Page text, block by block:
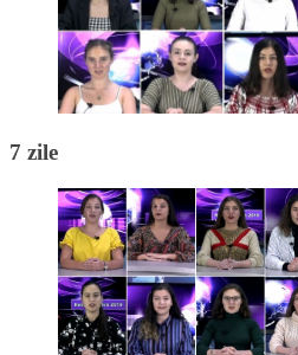
7 zile